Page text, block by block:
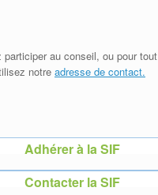
au conseil, ou pour tout
notre adresse de contact.
Adhérer à la SIF
Contacter la SIF